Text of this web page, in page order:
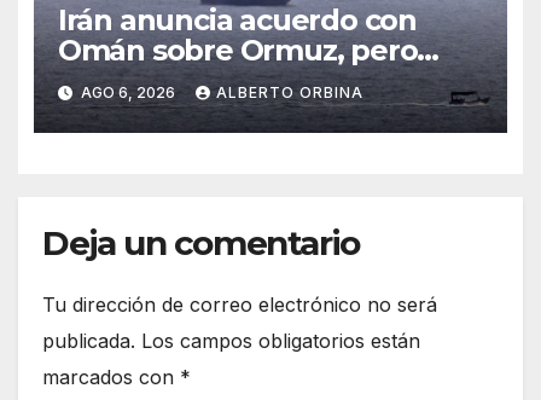
Irán anuncia acuerdo con
Omán sobre Ormuz, pero
avisa que su reapertura
dependerá de lo que haga
Estados Unidos
AGO 6, 2026 ALBERTO ORBINA
Deja un comentario
Tu dirección de correo electrónico no será
publicada. Los campos obligatorios están
marcados con *